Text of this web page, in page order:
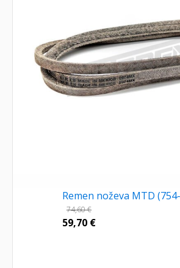
Remen noževa MTD
74,60€
59,70 €